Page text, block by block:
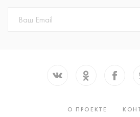
О ПРОЕКТЕ